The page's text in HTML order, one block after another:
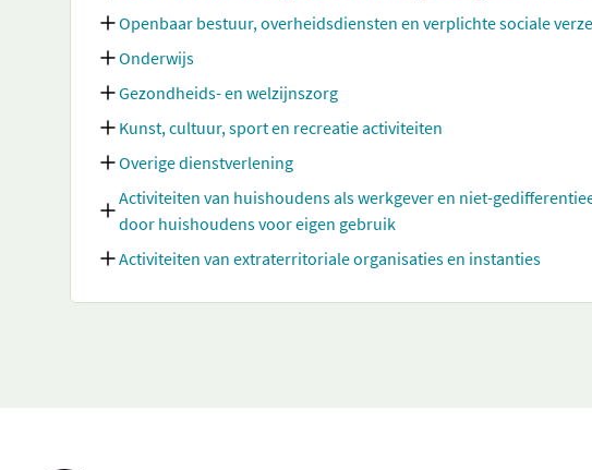
Openbaar bestuur, overheidsdiensten en verplichte sociale
Onderwijs
Gezondheids- en welzijnszorg
Kunst, cultuur, sport en recreatie activiteiten
Overige dienstverlening
Activiteiten van huishoudens als werkgever en niet-
door huishoudens voor eigen gebruik
Activiteiten van extraterritoriale organisaties en instanties